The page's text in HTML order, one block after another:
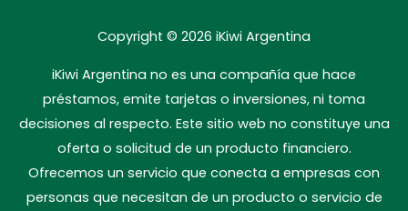
Copyright © 2026 iKiwi Argentina
iKiwi Argentina no es una compañía que hace
préstamos, emite tarjetas o inversiones, ni toma
decisiones al respecto. Este sitio web no constituye una
oferta o solicitud de un producto financiero.
Ofrecemos un servicio que conecta a empresas con
personas que necesitan de un producto o servicio de